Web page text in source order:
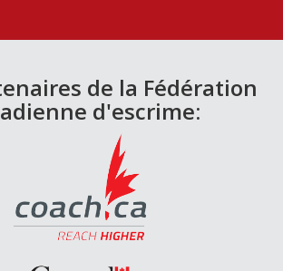
de la Fédération
d'escrime: